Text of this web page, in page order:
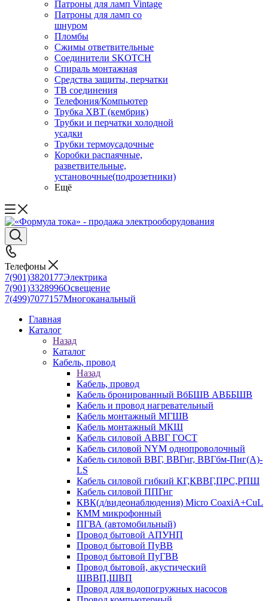
Патроны для ламп Vintage
Патроны для ламп со
шнуром
Пломбы
Сжимы ответвительные
Соединители SKOTCH
Спираль монтажная
Средства защиты, перчатки
ТВ соединения
Телефония/Компьютер
Трубка ХВТ (кембрик)
Трубки и перчатки холодной
усадки
Трубки термоусадочные
Коробки распаячные,
разветвительные,
установочные(подрозетники)
Ещё
Телефоны
7(901)3820177Электрика
7(901)3328996Освещение
7(499)7077157Многоканальный
Главная
Каталог
Назад
Каталог
Кабель, провод
Назад
Кабель, провод
Кабель бронированный ВбБШВ АВББШВ
Кабель и провод нагревательный
Кабель монтажный МГШВ
Кабель монтажный МКШ
Кабель силовой АВВГ ГОСТ
Кабель силовой NYM однопроволочный
Кабель силовой ВВГ, ВВГнг, ВВГбм-Пнг(А)-
LS
Кабель силовой гибкий КГ,КВВГ,ПРС,РПШ
Кабель силовой ППГнг
КВК(д/видеонаблюдения) Micro CoaxiA+CuL
КММ микрофонный
ПГВА (автомобильный)
Провод бытовой АПУНП
Провод бытовой ПуВВ
Провод бытовой ПуГВВ
Провод бытовой, акустический
ШВВП,ШВП
Провод для водопогружных насосов